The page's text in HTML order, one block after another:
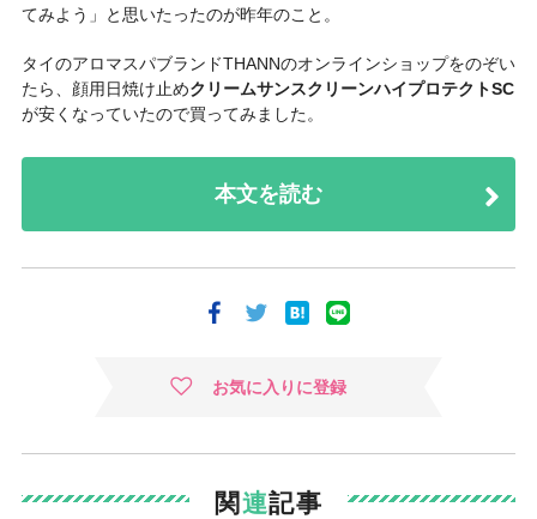
てみよう」と思いたったのが昨年のこと。
タイのアロマスパブランドTHANNのオンラインショップをのぞい
たら、顔用日焼け止めクリームサンスクリーンハイプロテクトSC
が安くなっていたので買ってみました。
本文を読む
お気に入りに登録
関連記事